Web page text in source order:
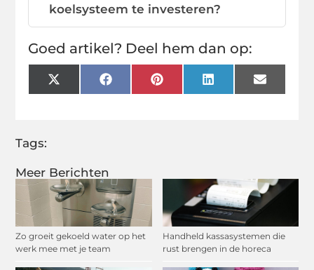
Meer Berichten
Zo groeit gekoeld water op het
werk mee met je team
Handheld kassasystemen die
rust brengen in de horeca
koelsysteem te investeren?
Goed artikel? Deel hem dan op:
X
(Twitter)
FacebookPinterestLinkedInEmail
Tags: